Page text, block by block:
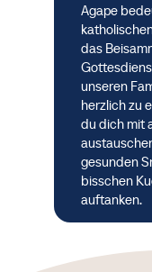
Agape
das
unseren
herzlich zu
du dich mit
gesunden
bisschen
auftanken.